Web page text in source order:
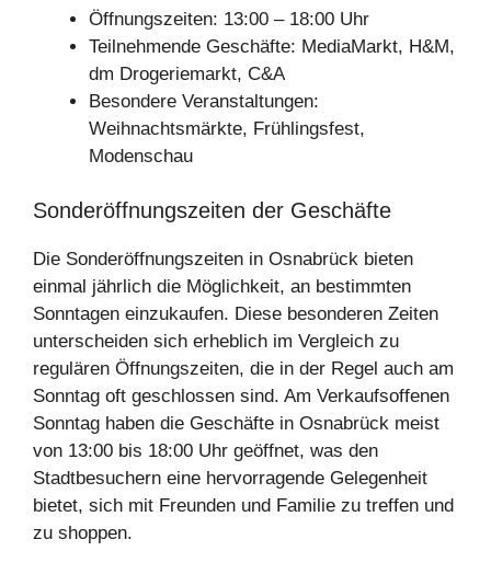
Öffnungszeiten: 13:00 – 18:00 Uhr
Teilnehmende Geschäfte: MediaMarkt, H&M,
dm Drogeriemarkt, C&A
Besondere Veranstaltungen:
Weihnachtsmärkte, Frühlingsfest,
Modenschau
Sonderöffnungszeiten der Geschäfte
Die Sonderöffnungszeiten in Osnabrück bieten
einmal jährlich die Möglichkeit, an bestimmten
Sonntagen einzukaufen. Diese besonderen Zeiten
unterscheiden sich erheblich im Vergleich zu
regulären Öffnungszeiten, die in der Regel auch am
Sonntag oft geschlossen sind. Am Verkaufsoffenen
Sonntag haben die Geschäfte in Osnabrück meist
von 13:00 bis 18:00 Uhr geöffnet, was den
Stadtbesuchern eine hervorragende Gelegenheit
bietet, sich mit Freunden und Familie zu treffen und
zu shoppen.